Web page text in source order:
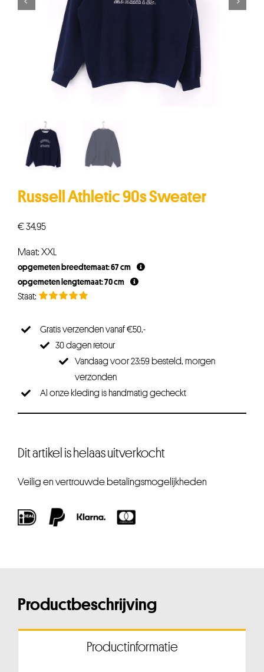
Russell Athletic 90s Sweater
€34,95
Maat: XXL
opgemeten breedtemaat: 67 cm
opgemeten lengtemaat: 70 cm
Gratis verzenden vanaf €50,-
30 dagen retour
Vandaag voor 23:59 besteld, morgen
verzonden
Al onze kleding is handmatig gecheckt
Dit artikel is helaas uitverkocht
Veilig en vertrouwde betalingsmogelijkheden
Productbeschrijving
Productinformatie